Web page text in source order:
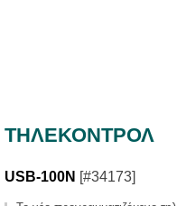
ΤΗΛΕΚΟΝΤΡΟΛ
USB-100N [#34173]